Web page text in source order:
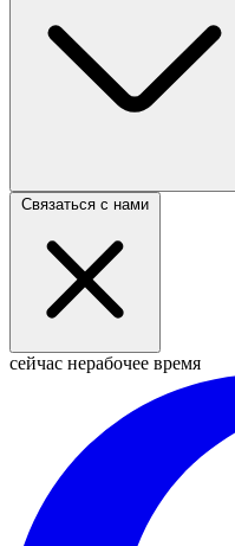
Связаться с нами
сейчас нерабочее время